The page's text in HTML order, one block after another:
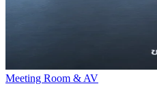
Meeting Room & AV